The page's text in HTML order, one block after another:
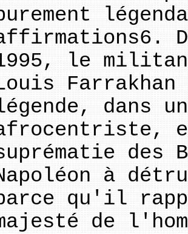
le
dans
des
à
qu'il
de